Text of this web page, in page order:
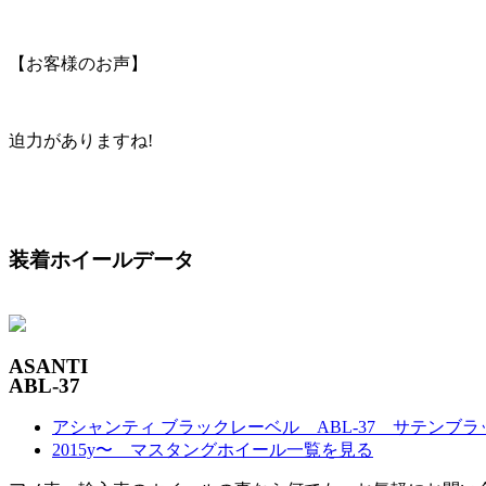
【お客様のお声】
迫力がありますね!
装着ホイールデータ
ASANTI
ABL-37
アシャンティ ブラックレーベル ABL-37 サテンブラ
2015y〜 マスタングホイール一覧を見る